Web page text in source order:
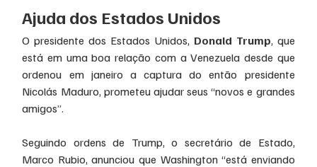
Ajuda dos Estados Unidos
O presidente dos Estados Unidos, Donald Trump, que
está em uma boa relação com a Venezuela desde que
ordenou em janeiro a captura do então presidente
Nicolás Maduro, prometeu ajudar seus “novos e grandes
amigos”.
Seguindo ordens de Trump, o secretário de Estado,
Marco Rubio, anunciou que Washington “está enviando